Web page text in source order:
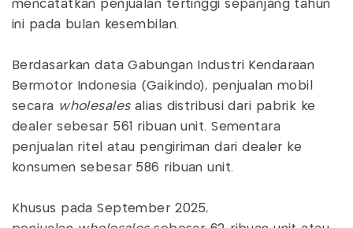
mencatatkan penjualan tertinggi sepanjang tahun
ini pada bulan kesembilan.
Berdasarkan data Gabungan Industri Kendaraan
Bermotor Indonesia (Gaikindo), penjualan mobil
secara wholesalesalias distribusi dari pabrik ke
dealer sebesar 561 ribuan unit. Sementara
penjualan ritel atau pengiriman dari dealer ke
konsumen sebesar 586 ribuan unit.
Khusus pada September 2025,